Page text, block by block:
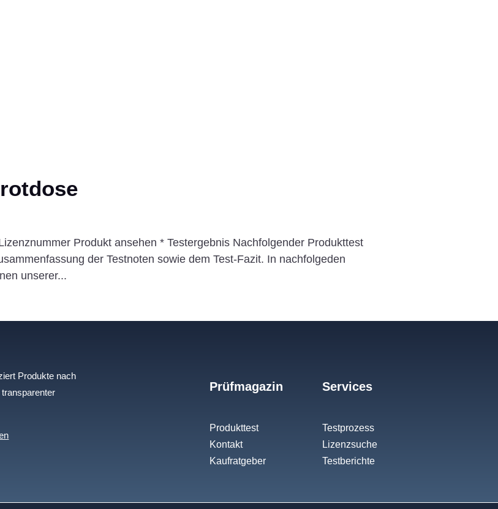
Produkt ansehen * Testergebnis Nachfolgender Produkttest
der Testnoten sowie dem Test-Fazit. In nachfolgeden
unserer...
Produkte nach
Prüfmagazin
Produkttest
Kontakt
Kaufratgeber
Services
Testprozess
Lizenzsuche
Testberichte